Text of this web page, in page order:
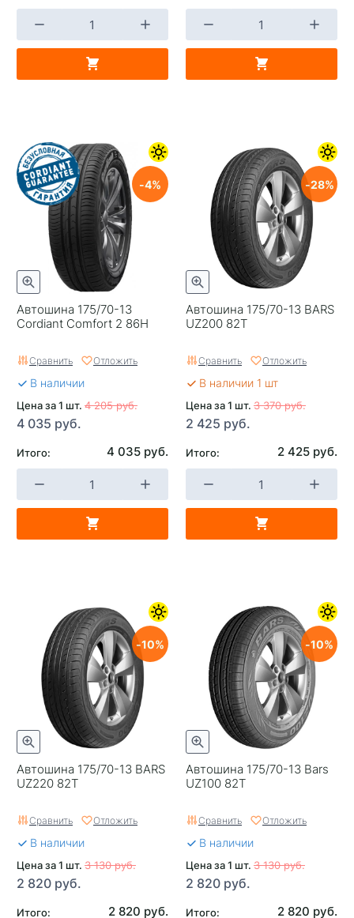
Автошина 175/70-13
Cordiant Comfort 2 86H
4
Сравнить Отложить
В наличии
Цена за 1 шт. 4 205 руб.
4 035 руб.
Итого: 4 035 руб.
Автошина 175/70-13 BARS
UZ200 82T
28
Сравнить Отложить
В наличии 1 шт
Цена за 1 шт. 3 370 руб.
2 425 руб.
Итого: 2 425 руб.
Автошина 175/70-13 BARS
UZ220 82T
10
Сравнить Отложить
В наличии
Цена за 1 шт. 3 130 руб.
2 820 руб.
Итого: 2 820 руб.
Автошина 175/70-13 Bars
UZ100 82T
10
Сравнить Отложить
В наличии
Цена за 1 шт. 3 130 руб.
2 820 руб.
Итого: 2 820 руб.